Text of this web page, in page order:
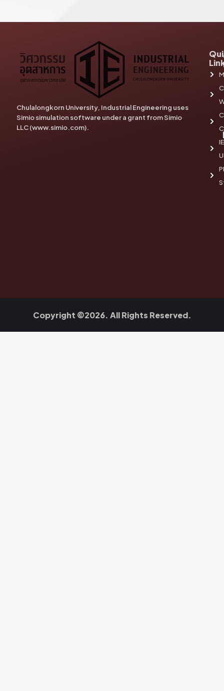
Chulalongkorn University, Industrial Engineering uses
Simio simulation software under a grant from Simio
LLC (www.simio.com).
IE
PI
Copyright ©2026. All Rights Reserved.